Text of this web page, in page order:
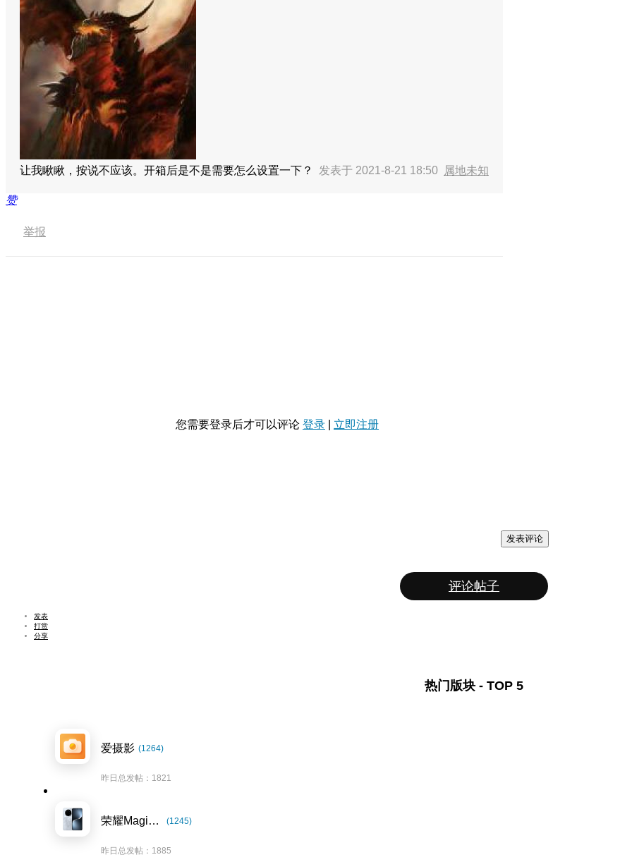
让我瞅瞅，按说不应该。开箱后是不是需要怎么设置一下？ 发表于 2021-8-21 18:50 属地未知
赞
举报
您需要登录后才可以评论 登录 立即注册
发表评论
评论帖子
发表
打赏
分享
热门版块 - TOP 5
爱摄影 (1264)
昨日总发帖：1821
荣耀Magic7系列 (1245)
昨日总发帖：1885